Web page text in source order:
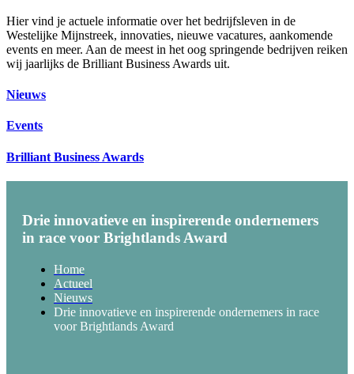
Hier vind je actuele informatie over het bedrijfsleven in de
Westelijke Mijnstreek, innovaties, nieuwe vacatures, aankomende
events en meer. Aan de meest in het oog springende bedrijven reiken
wij jaarlijks de Brilliant Business Awards uit.
Nieuws
Events
Brilliant Business Awards
Drie innovatieve en inspirerende ondernemers
in race voor Brightlands Award
Home
Actueel
Nieuws
Drie innovatieve en inspirerende ondernemers in race
voor Brightlands Award